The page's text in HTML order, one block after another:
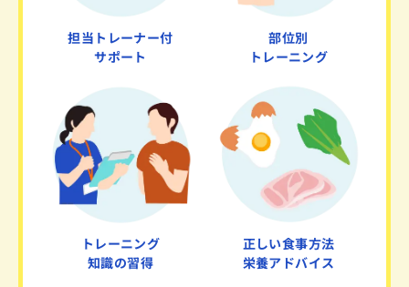
担当トレーナー付
サポート
部位別
トレーニング
トレーニング
知識の習得
正しい食事方法
栄養アドバイス